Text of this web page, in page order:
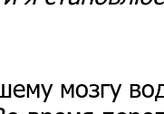
мозгу